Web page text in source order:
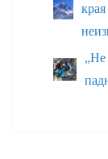
„Не